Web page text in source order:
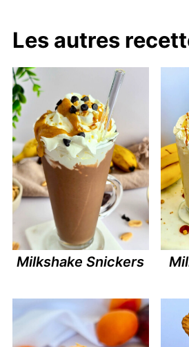
Les autres
Milkshake Snickers